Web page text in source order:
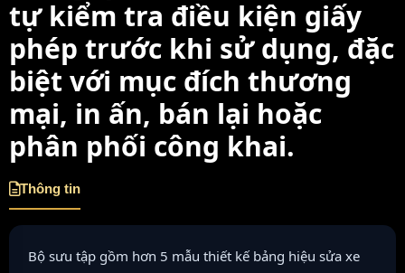
tự kiểm tra điều kiện giấy
phép trước khi sử dụng, đặc
biệt với mục đích thương
mại, in ấn, bán lại hoặc
phân phối công khai.
Thông tin
Bộ sưu tập gồm hơn 5 mẫu thiết kế bảng hiệu sửa xe